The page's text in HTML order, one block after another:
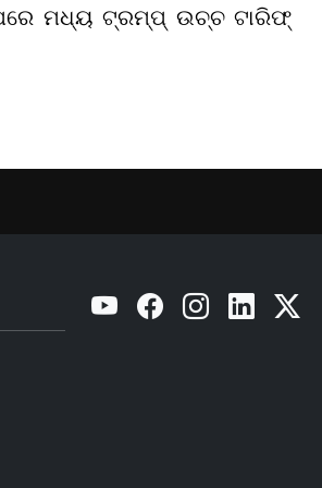
ମଧ୍ୟ ଟ୍ରମ୍ପ୍ ଉଚ୍ଚ ଟାରିଫ୍
YouTube Facebook Instagram